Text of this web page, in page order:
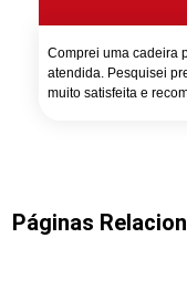
Comprei uma cadeira
atendida. Pesquisei
muito satisfeita e
Páginas